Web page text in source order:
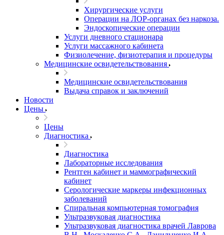
Хирургические услуги
Операции на ЛОР-органах без наркоза.
Эндоскопические операции
Услуги дневного стационара
Услуги массажного кабинета
Физиолечение, физиотерапия и процедуры
Медицинские освидетельствования
Медицинские освидетельствования
Выдача справок и заключений
Новости
Цены
Цены
Диагностика
Диагностика
Лабораторные исследования
Рентген кабинет и маммографический
кабинет
Серологические маркеры инфекционных
заболеваний
Спиральная компьютерная томография
Ультразвуковая диагностика
Ультразвуковая диагностика врачей Лаврова